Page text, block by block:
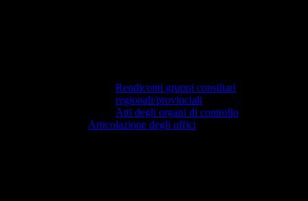
Rendiconti gruppi consiliari
regionali/provinciali
Atti degli organi di controllo
Articolazione degli uffici